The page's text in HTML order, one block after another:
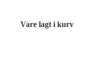
Vare lagt i kurv